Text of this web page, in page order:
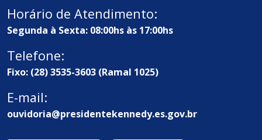
Horário de Atendimento:
Segunda à Sexta: 08:00hs às 17:00hs
Telefone:
Fixo: (28) 3535-3603 (Ramal 1025)
E-mail:
ouvidoria@presidentekennedy.es.gov.br